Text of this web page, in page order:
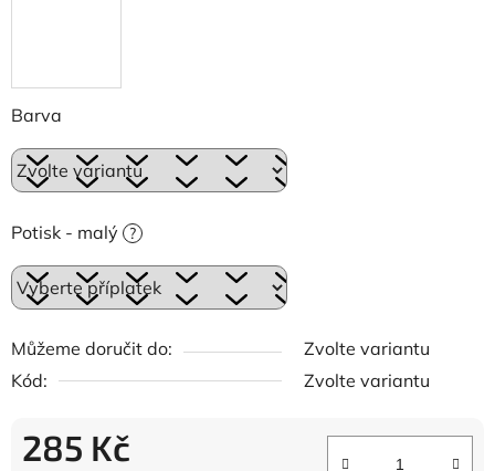
Barva
Potisk - malý ?
Můžeme doručit do:
Zvolte variantu
Kód:
Zvolte variantu
285 Kč